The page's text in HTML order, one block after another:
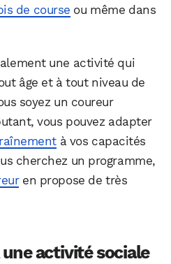
de course ou même dans
une activité qui
âge et à tout niveau de
soyez un coureur
vous pouvez adapter
à vos capacités
cherchez un programme,
en propose de très
une activité sociale